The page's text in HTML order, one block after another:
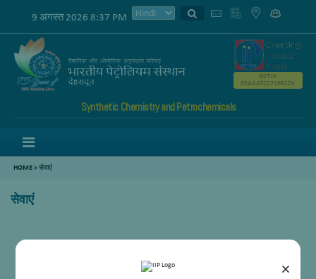
×
9 अगस्त 2026 8:37 PM
Synthetic Chemistry and Petrochemicals
GSTIN
05AAATC2716R2ZK
HOME>सेवाएं
सेवाएं